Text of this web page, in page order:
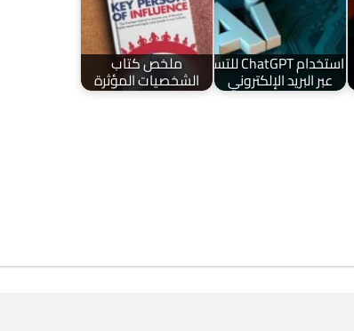
استخدام ChatGPT للتسويق
عبر البريد الإلكتروني
ملخص كتاب
الشخصيات المؤثرة